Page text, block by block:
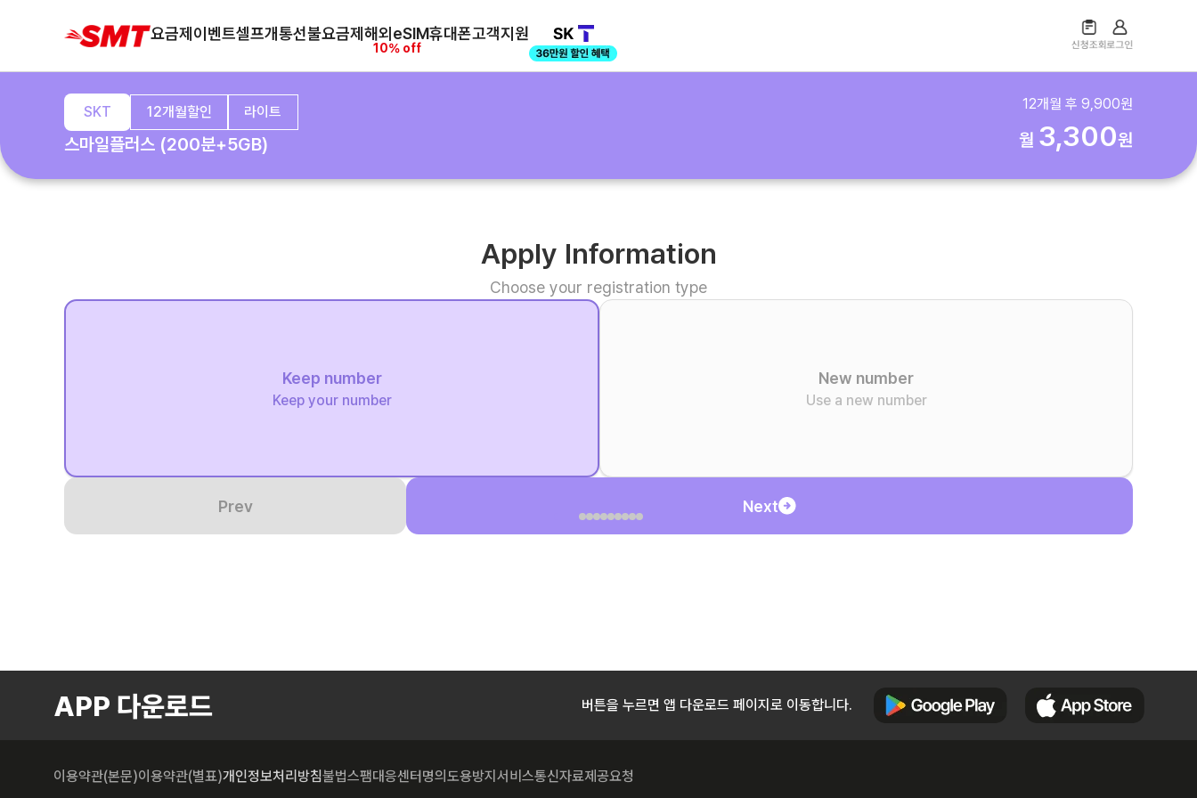
요금제이벤트셀프개통선불요금제해외eSIM
10% off
휴대폰고객지원
SKT 12개월할인 라이트
스마일플러스 (200분+5GB)
12개월 후 9,900원
월 3,300원
Apply Information
Choose your registration type
Keep number
Keep your number
New number
Use a new number
Prev Next
APP 다운로드 버튼을 누르면 앱 다운로드 페이지로 이동합니다.
이용약관(본문)이용약관(별표)개인정보처리방침불법스팸대응센터명의도용방지서비스통신자료제공요청